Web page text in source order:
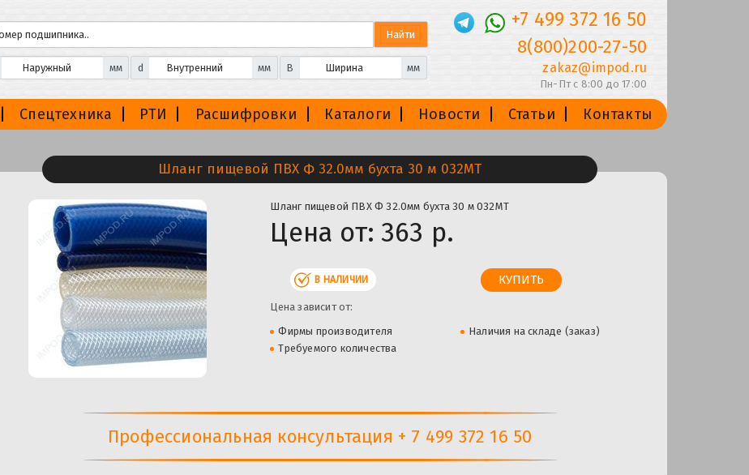
мм d мм B мм
+7 499 372 16 50
8(800)200-27-50
zakaz@impod.ru
Пн-Пт с 8:00 до 17:00
Спецтехника РТИ Расшифровки Каталоги Новости Статьи Контакты
Шланг пищевой ПВХ Ф 32.0мм бухта 30 м 032МТ
Шланг пищевой ПВХ Ф 32.0мм бухта 30 м 032МТ
Цена от: 363 р.
В НАЛИЧИИ
Цена зависит от:
Фирмы производителя
Наличия на складе (заказ)
Требуемого количества
Профессиональная консультация + 7 499 372 16 50